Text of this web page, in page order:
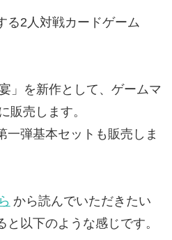
る2人対戦カードゲーム
」を新作として、ゲームマ
販売します。
一弾基本セットも販売しま
から読んでいただきたい
以下のような感じです。